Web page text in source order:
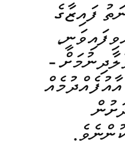
ފައިޒާގެ
-
3.0 ގެ ދަށުން